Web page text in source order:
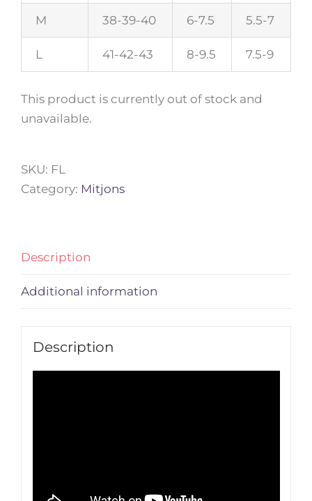
M 38-39-40 6-7.5 5.5-7
L 41-42-43 8-9.5 7.5-9
This product is currently out of stock and
unavailable.
SKU: FL
Category: Mitjons
Description
Additional information
Description